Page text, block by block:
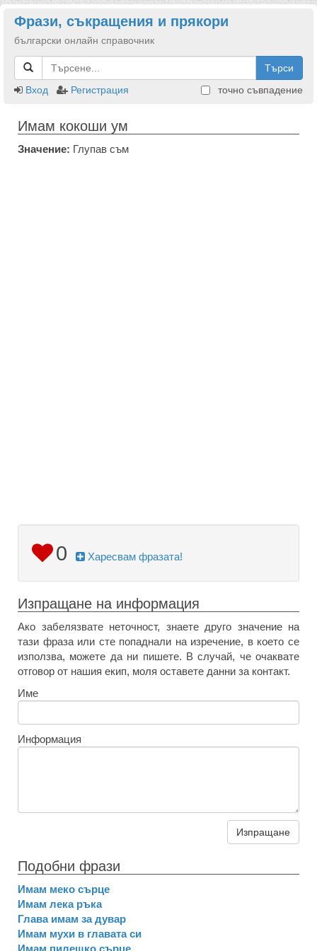
Фрази, съкращения и прякори
български онлайн справочник
Търси
Вход
Регистрация точно съвпадение
Имам кокоши ум
Значение: Глупав съм
0 Харесвам фразата!
Изпращане на информация
Ако забелязвате неточност, знаете друго значение на
тази фраза или сте попаднали на изречение, в което се
използва, можете да ни пишете. В случай, че очаквате
отговор от нашия екип, моля оставете данни за контакт.
Име
Информация
Изпращане
Подобни фрази
Имам меко сърце
Имам лека ръка
Глава имам за дувар
Имам мухи в главата си
Имам пилешко сърце